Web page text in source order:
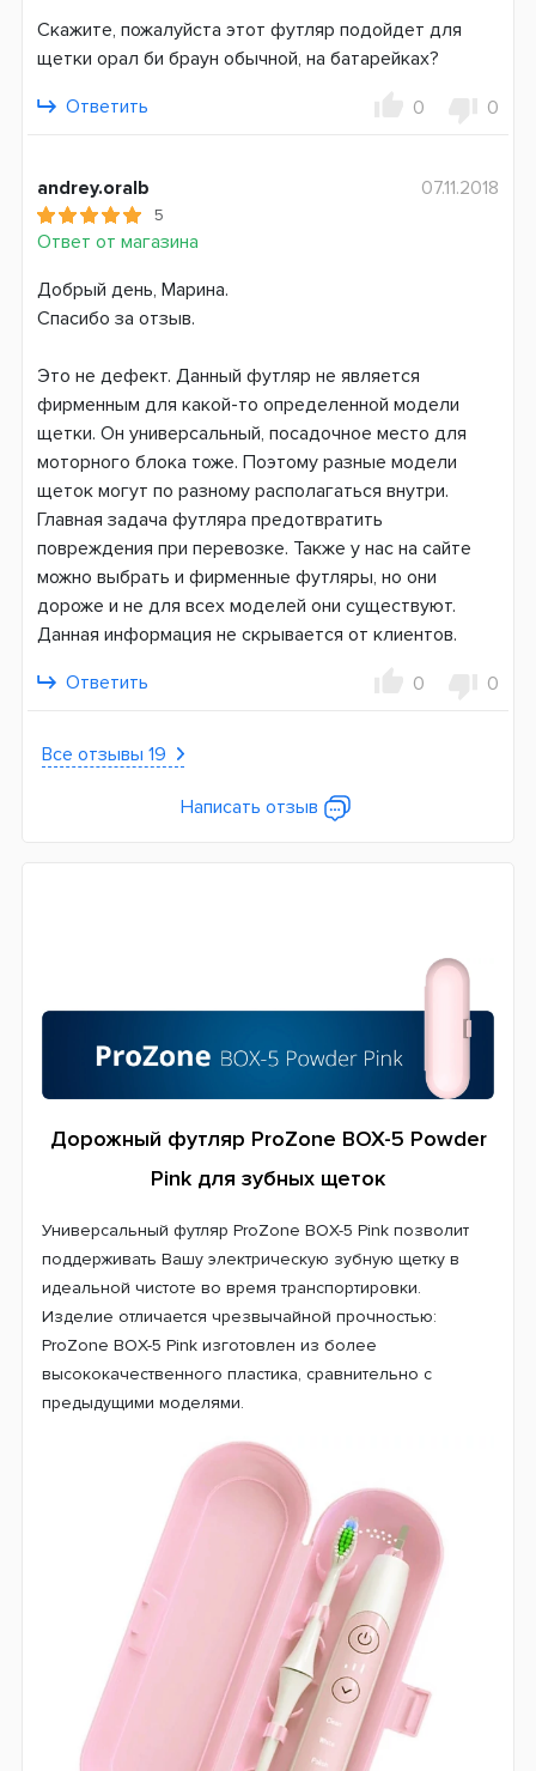
Скажите, пожалуйста этот футляр подойдет для
щетки орал би браун обычной, на батарейках?
Ответить
0 0
andrey.oralb
5
Ответ от магазина
07.11.2018
Добрый день, Марина.
Спасибо за отзыв.
Это не дефект. Данный футляр не является
фирменным для какой-то определенной модели
щетки. Он универсальный, посадочное место для
моторного блока тоже. Поэтому разные модели
щеток могут по разному располагаться внутри.
Главная задача футляра предотвратить
повреждения при перевозке. Также у нас на сайте
можно выбрать и фирменные футляры, но они
дороже и не для всех моделей они существуют.
Данная информация не скрывается от клиентов.
Ответить
0 0
Все отзывы 19
Написать отзыв
Дорожный футляр ProZone BOX-5 Powder
Pink для зубных щеток
Универсальный футляр ProZone BOX-5 Pink позволит
поддерживать Вашу электрическую зубную щетку в
идеальной чистоте во время транспортировки.
Изделие отличается чрезвычайной прочностью:
ProZone BOX-5 Pink изготовлен из более
высококачественного пластика, сравнительно с
предыдущими моделями.